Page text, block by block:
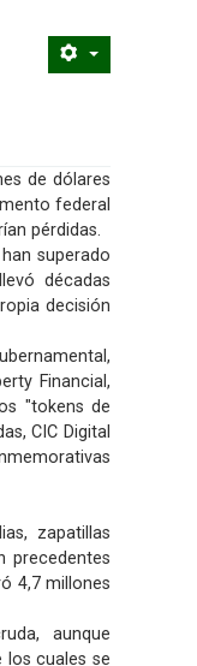
de dólares
federal
pérdidas.
superado
décadas
decisión
Financial,
"tokens de
CIC Digital
zapatillas
precedentes
4,7 millones
aunque
los cuales se